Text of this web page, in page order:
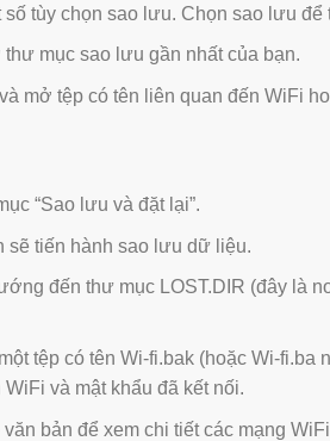
số tùy chọn sao lưu. Chọn sao lưu để
thư mục sao lưu gần nhất của bạn.
mở tệp có tên liên quan đến WiFi
“Sao lưu và đặt lại”.
sẽ tiến hành sao lưu dữ liệu.
đến thư mục LOST.DIR (đây là
tệp có tên Wi-fi.bak (hoặc Wi-fi.ba
và mật khẩu đã kết nối.
bản để xem chi tiết các mạng